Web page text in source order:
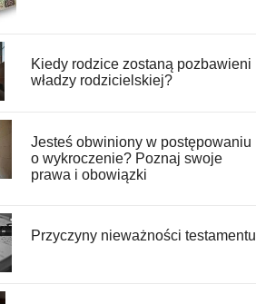
Kiedy rodzice zostaną pozbawieni
władzy rodzicielskiej?
Jesteś obwiniony w postępowaniu
o wykroczenie? Poznaj swoje
prawa i obowiązki
Przyczyny nieważności testamentu